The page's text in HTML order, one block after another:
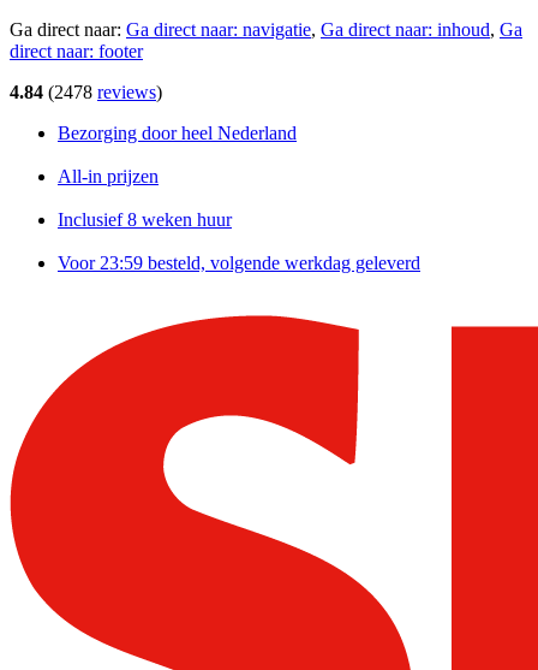
Ga direct naar: Ga direct naar: navigatie, Ga direct naar: inhoud, Ga
direct naar: footer
4.84 (2478 reviews)
Bezorging door heel Nederland
All-in prijzen
Inclusief 8 weken huur
Voor 23:59 besteld, volgende werkdag geleverd